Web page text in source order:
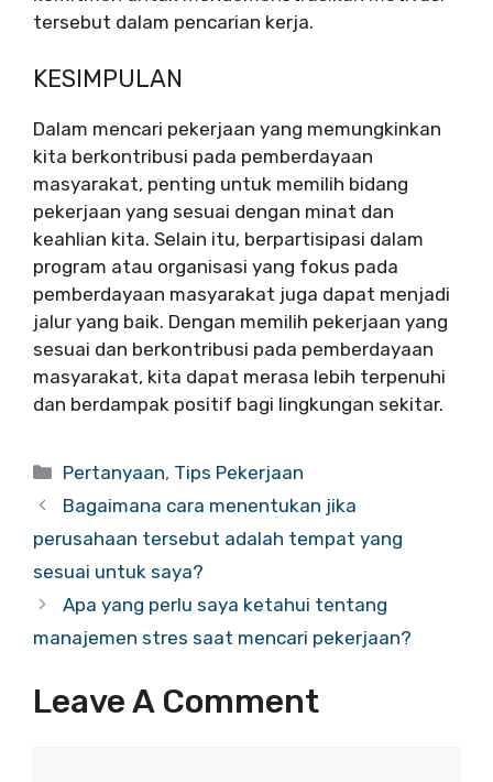
tersebut dalam pencarian kerja.
KESIMPULAN
Dalam mencari pekerjaan yang memungkinkan
kita berkontribusi pada pemberdayaan
masyarakat, penting untuk memilih bidang
pekerjaan yang sesuai dengan minat dan
keahlian kita. Selain itu, berpartisipasi dalam
program atau organisasi yang fokus pada
pemberdayaan masyarakat juga dapat menjadi
jalur yang baik. Dengan memilih pekerjaan yang
sesuai dan berkontribusi pada pemberdayaan
masyarakat, kita dapat merasa lebih terpenuhi
dan berdampak positif bagi lingkungan sekitar.
Categories
Pertanyaan, Tips Pekerjaan
Bagaimana cara menentukan jika
perusahaan tersebut adalah tempat yang
sesuai untuk saya?
Apa yang perlu saya ketahui tentang
manajemen stres saat mencari pekerjaan?
Leave A Comment